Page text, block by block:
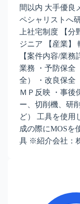
間以内 大手優良
ペシャリストへ
上社宅制度 【
ジニア 【産業】
【案件内容/業
業務 ・予防保全
全） ・改良保全
ＭＰ反映 ・事後
ー、切削機、研
ど） 工具を使用
成の際にMOSを
具 ※紹介会社：